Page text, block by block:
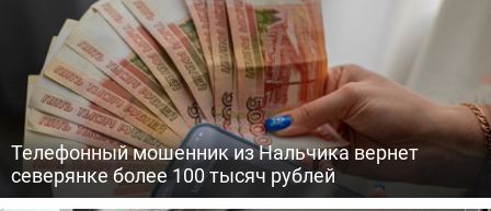
Телефонный мошенник из Нальчика вернет
северянке более 100 тысяч рублей